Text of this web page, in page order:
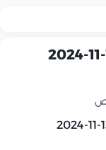
اسعار الذهب اليوم | الأربعاء 13-11-2024